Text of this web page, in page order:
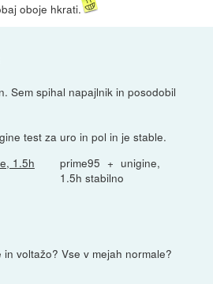
oboje hkrati.
Sem spihal napajlnik in posodobil
test za uro in pol in je stable.
prime95 + unigine,
1.5h stabilno
voltažo? Vse v mejah normale?